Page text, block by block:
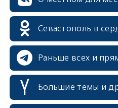
Севастополь в
Раньше всех и
Большие темы и